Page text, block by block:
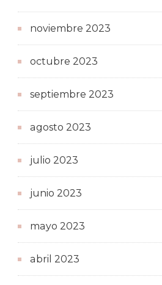
noviembre 2023
octubre 2023
septiembre 2023
agosto 2023
julio 2023
junio 2023
mayo 2023
abril 2023